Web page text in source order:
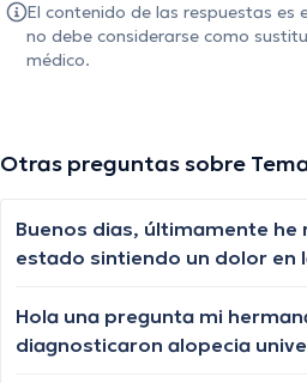
El contenido de las respuestas
no debe considerarse como
médico.
Otras preguntas sobre
Buenos dias, últimamente he
estado sintiendo un dolor en
Hola una pregunta mi
diagnosticaron alopecia